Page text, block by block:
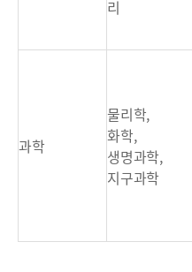
리
과학
물리학,
화학,
생명과학,
지구과학